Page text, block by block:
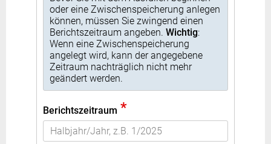
oder eine Zwischenspeicherung anlegen
können, müssen Sie zwingend einen
Berichtszeitraum angeben. Wichtig:
Wenn eine Zwischenspeicherung
angelegt wird, kann der angegebene
Zeitraum nachträglich nicht mehr
geändert werden.
Berichtszeitraum *